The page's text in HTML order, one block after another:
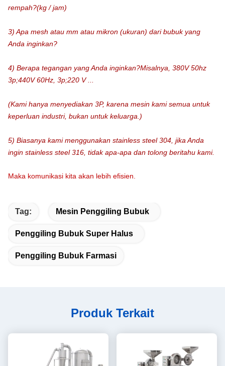
rempah?(kg / jam)
3) Apa mesh atau mm atau mikron (ukuran) dari bubuk yang
Anda inginkan?
4) Berapa tegangan yang Anda inginkan?Misalnya, 380V 50hz
3p;440V 60Hz, 3p;220 V ...
(Kami hanya menyediakan 3P, karena mesin kami semua untuk
keperluan industri, bukan untuk keluarga.)
5) Biasanya kami menggunakan stainless steel 304, jika Anda
ingin stainless steel 316, tidak apa-apa dan tolong beritahu kami.
Maka komunikasi kita akan lebih efisien.
Tag: Mesin Penggiling Bubuk
Penggiling Bubuk Super Halus
Penggiling Bubuk Farmasi
Produk Terkait